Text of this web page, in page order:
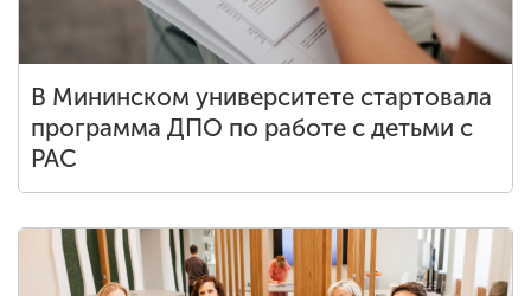
В Мининском университете стартовала
программа ДПО по работе с детьми с
РАС